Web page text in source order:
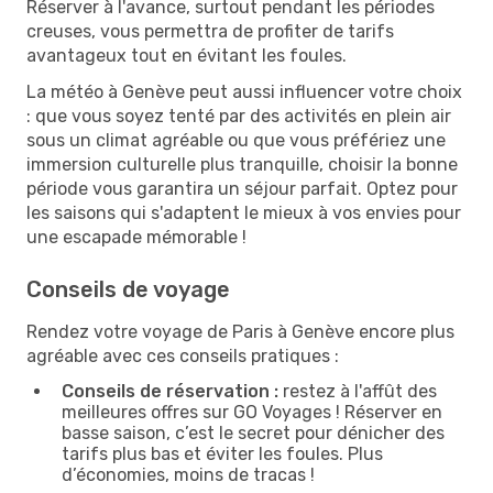
Réserver à l'avance, surtout pendant les périodes
creuses, vous permettra de profiter de tarifs
avantageux tout en évitant les foules.
La météo à Genève peut aussi influencer votre choix
: que vous soyez tenté par des activités en plein air
sous un climat agréable ou que vous préfériez une
immersion culturelle plus tranquille, choisir la bonne
période vous garantira un séjour parfait. Optez pour
les saisons qui s'adaptent le mieux à vos envies pour
une escapade mémorable !
Conseils de voyage
Rendez votre voyage de Paris à Genève encore plus
agréable avec ces conseils pratiques :
Conseils de réservation : restez à l'affût des
meilleures offres sur GO Voyages ! Réserver en
basse saison, c’est le secret pour dénicher des
tarifs plus bas et éviter les foules. Plus
d’économies, moins de tracas !